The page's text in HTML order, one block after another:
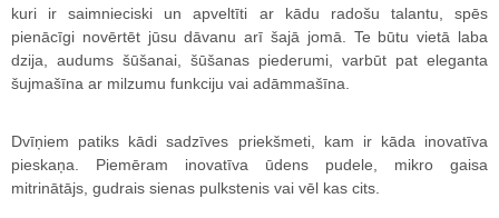
kuri ir saimnieciski un apveltīti ar kādu radošu talantu, spēs
pienācīgi novērtēt jūsu dāvanu arī šajā jomā. Te būtu vietā laba
dzija, audums šūšanai, šūšanas piederumi, varbūt pat eleganta
šujmašīna ar milzumu funkciju vai adāmmašīna.
Dvīņiem patiks kādi sadzīves priekšmeti, kam ir kāda inovatīva
pieskaņa. Piemēram inovatīva ūdens pudele, mikro gaisa
mitrinātājs, gudrais sienas pulkstenis vai vēl kas cits.